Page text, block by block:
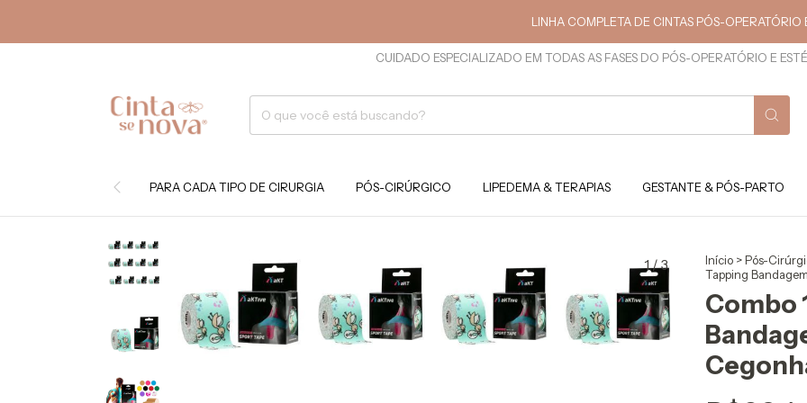
LINHA COMPLETA DE CINTAS PÓS-OPERATÓRIO E
CUIDADO ESPECIALIZADO EM TODAS AS FASES DO PÓS-OPERATÓRIO E
PARA CADA TIPO DE CIRURGIA PÓS-CIRÚRGICO LIPEDEMA & TERAPIAS GESTANTE & PÓS-PARTO
1/3 Início > Pós-
Tapping
Combo